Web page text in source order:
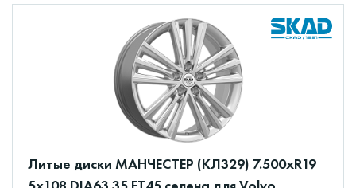
Литые диски МАНЧЕСТЕР (КЛ329) 7.500xR19